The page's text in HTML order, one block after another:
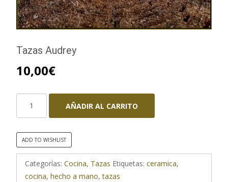
Tazas Audrey
10,00€
AÑADIR AL CARRITO
ADD TO WISHLIST
Categorías: Cocina, Tazas Etiquetas: ceramica,
cocina, hecho a mano,tazas